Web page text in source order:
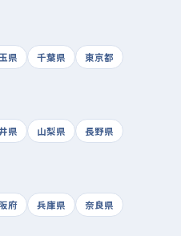
県 千葉県
東京都
県 山梨県
長野県
府 兵庫県
奈良県